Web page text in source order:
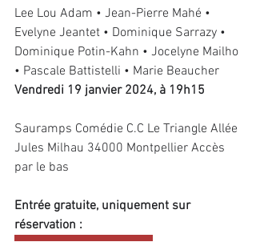
Lee Lou Adam • Jean-Pierre Mahé •
Evelyne Jeantet • Dominique Sarrazy •
Dominique Potin-Kahn • Jocelyne Mailho
• Pascale Battistelli • Marie Beaucher
Vendredi 19 janvier 2024, à 19h15
Sauramps Comédie C.C Le Triangle Allée
Jules Milhau 34000 Montpellier Accès
par le bas
Entrée gratuite, uniquement sur
réservation :